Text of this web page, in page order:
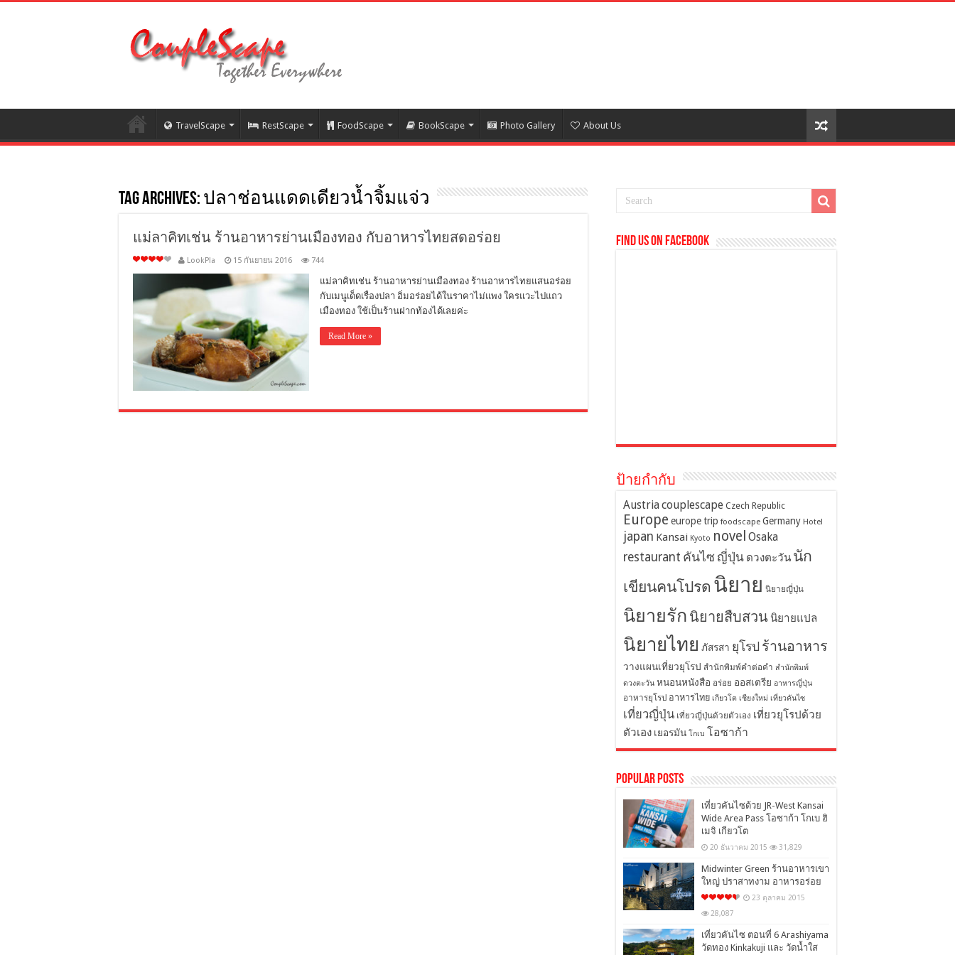
TravelScape RestScape FoodScape BookScape Photo Gallery About Us
Tag Archives: ปลาช่อนแดดเดียวน้ำจิ้มแจ่ว
แม่ลาคิทเช่น ร้านอาหารย่านเมืองทอง กับอาหารไทยสดอร่อย
LookPla 15 กันยายน 2016 744
แม่ลาคิทเช่น ร้านอาหารย่านเมืองทอง ร้านอาหารไทยแสนอร่อย
กับเมนูเด็ดเรื่องปลา อิ่มอร่อยได้ในราคาไม่แพง ใครแวะไปแถว
เมืองทอง ใช้เป็นร้านฝากท้องได้เลยค่ะ
Read More »
Find us on Facebook
ป้ายกำกับ
Austriacouplescape Czech Republic
Europe europe trip foodscape Germany Hotel
japan Kansai Kyoto novel Osaka
restaurant คันไซ ญี่ปุ่น ดวงตะวัน นัก
เขียนคนโปรด นิยาย นิยายญี่ปุ่น
นิยายรัก นิยายสืบสวน นิยายแปล
นิยายไทย ภัสรสา ยุโรป ร้านอาหาร
วางแผนเที่ยวยุโรป สำนักพิมพ์คำต่อคำ สำนักพิมพ์
ดวงตะวัน หนอนหนังสือ อร่อย ออสเตรีย อาหารญี่ปุ่น
อาหารยุโรป อาหารไทย เกียวโต เชียงใหม่ เที่ยวคันไซ
เที่ยวญี่ปุ่น เที่ยวญี่ปุ่นด้วยตัวเอง เที่ยวยุโรปด้วย
ตัวเอง เยอรมัน โกเบ โอซาก้า
Popular Posts
เที่ยวคันไซด้วย JR-West Kansai
Wide Area Pass โอซาก้า โกเบ ฮิ
เมจิ เกียวโต
20 ธันวาคม 2015 31,829
Midwinter Green ร้านอาหารเขา
ใหญ่ ปราสาทงาม อาหารอร่อย
23 ตุลาคม 2015
28,087
เที่ยวคันไซ ตอนที่ 6 Arashiyama
วัดทอง Kinkakuji และ วัดน้ำใส